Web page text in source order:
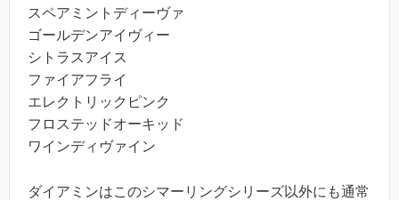
スペアミントディーヴァ
ゴールデンアイヴィー
シトラスアイス
ファイアフライ
エレクトリックピンク
フロステッドオーキッド
ワインディヴァイン
ダイアミンはこのシマーリングシリーズ以外にも通常